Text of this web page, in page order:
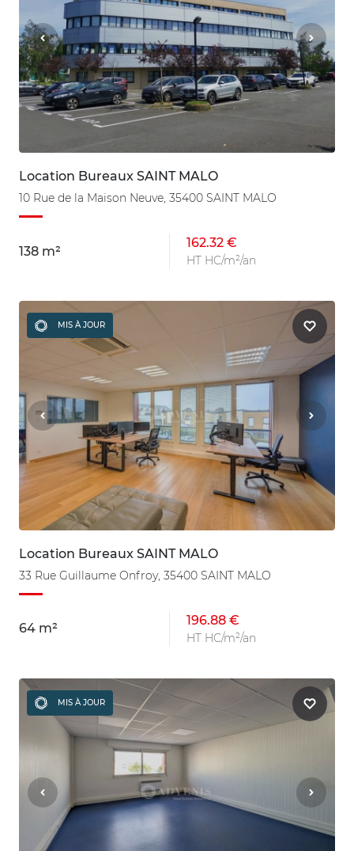
Location Bureaux SAINT MALO
10 Rue de la Maison Neuve, 35400 SAINT MALO
138 m²
162.32 €
HT HC/m²/an
MIS À JOUR
Location Bureaux SAINT MALO
33 Rue Guillaume Onfroy, 35400 SAINT MALO
64 m²
196.88 €
HT HC/m²/an
MIS À JOUR